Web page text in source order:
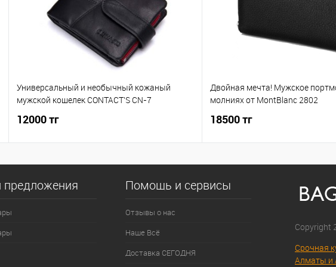
Универсальный и необычный кожаный
мужской кошелек CONTACT'S CN-7
12000 тг
Двойная мечта! Мужское
молниях от MontBlanc 2802
18500 тг
Помощь и сервисы
Отзывы о нас
Наше Всё
Доставка СЕГОДНЯ
Copyright
Срочная
Алматы и